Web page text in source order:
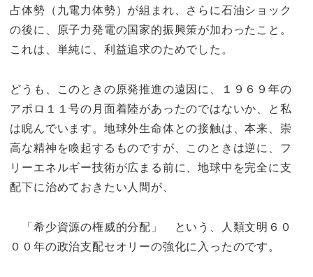
占体勢（九電力体勢）が組まれ、さらに石油ショック
の後に、原子力発電の国家的振興策が加わったこと。
これは、単純に、利益追求のためでした。
どうも、このときの原発推進の遠因に、１９６９年の
アポロ１１号の月面着陸があったのではないか、と私
は睨んでいます。地球外生命体との接触は、本来、崇
高な精神を喚起するものですが、このときは逆に、フ
リーエネルギー技術が広まる前に、地球中を完全に支
配下に治めておきたい人間が、
「希少資源の権威的分配」 という、人類文明６０
００年の政治支配セオリーの強化に入ったのです。